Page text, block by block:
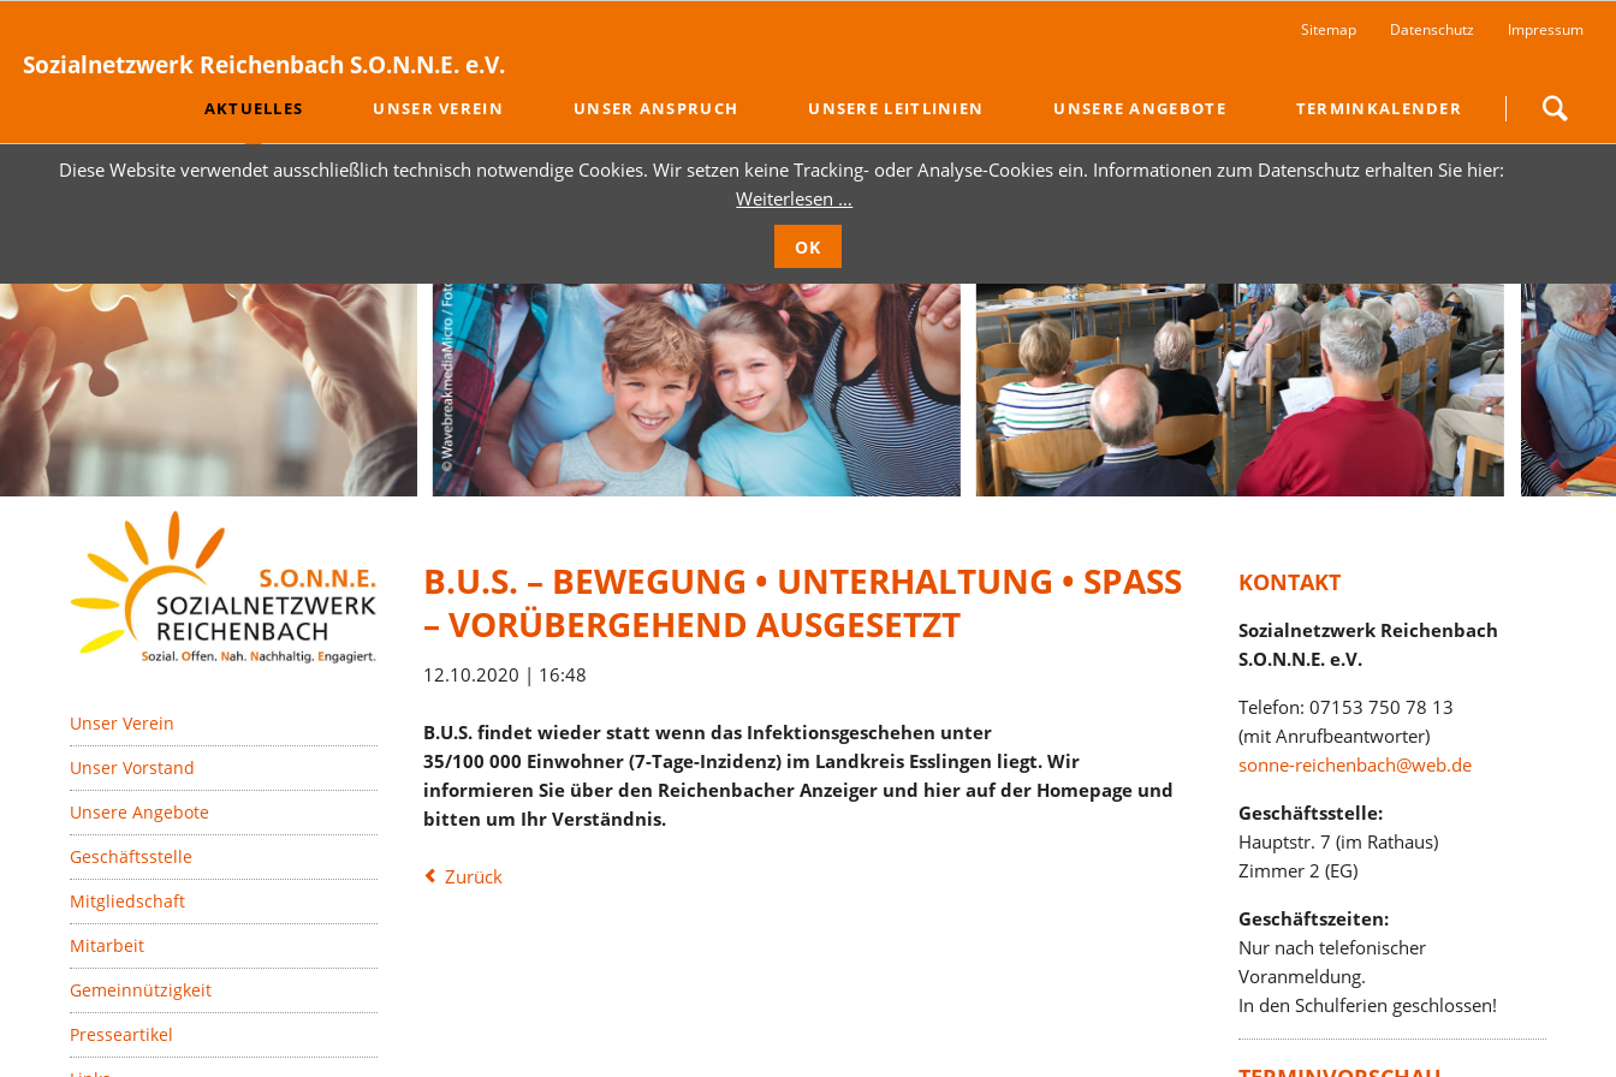
Sozialnetzwerk Reichenbach S.O.N.N.E. e.V.
Navigation
überspringen
Sitemap Datenschutz Impressum
überspringen
AKTUELLES UNSER VEREIN UNSER ANSPRUCH UNSERE LEITLINIEN UNSERE ANGEBOTE TERMINKALENDER
B.U.S. – BEWEGUNG • UNTERHALTUNG • SPASS
– VORÜBERGEHEND AUSGESETZT
12.10.2020 | 16:48
B.U.S. findet wieder statt wenn das Infektionsgeschehen unter
35/100 000 Einwohner (7-Tage-Inzidenz) im Landkreis Esslingen liegt. Wir
informieren Sie über den Reichenbacher Anzeiger und hier auf der Homepage und
bitten um Ihr Verständnis.
Zurück
Navigation
überspringen
Unser Verein
Unser Vorstand
Unsere Angebote
Geschäftsstelle
Mitgliedschaft
Mitarbeit
Gemeinnützigkeit
Presseartikel
KONTAKT
Sozialnetzwerk Reichenbach
S.O.N.N.E. e.V.
Telefon: 07153 750 78 13
(mit Anrufbeantworter)
sonne-reichenbach@web.de
Geschäftsstelle:
Hauptstr. 7 (im Rathaus)
Zimmer 2 (EG)
Geschäftszeiten:
Nur nach telefonischer
Voranmeldung.
In den Schulferien geschlossen!
Diese Website verwendet ausschließlich technisch notwendige Cookies. Wir setzen keine Tracking- oder Analyse-Cookies ein. Informationen zum Datenschutz erhalten Sie hier:
Weiterlesen …
OK